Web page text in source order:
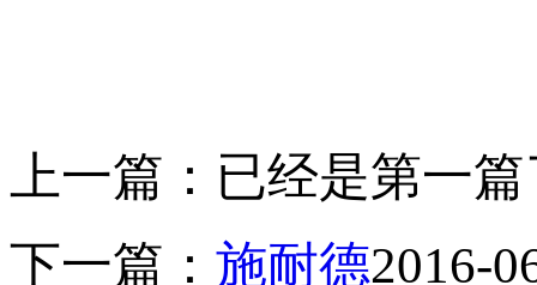
上一篇：已经是第一
下一篇： 施耐德2016-